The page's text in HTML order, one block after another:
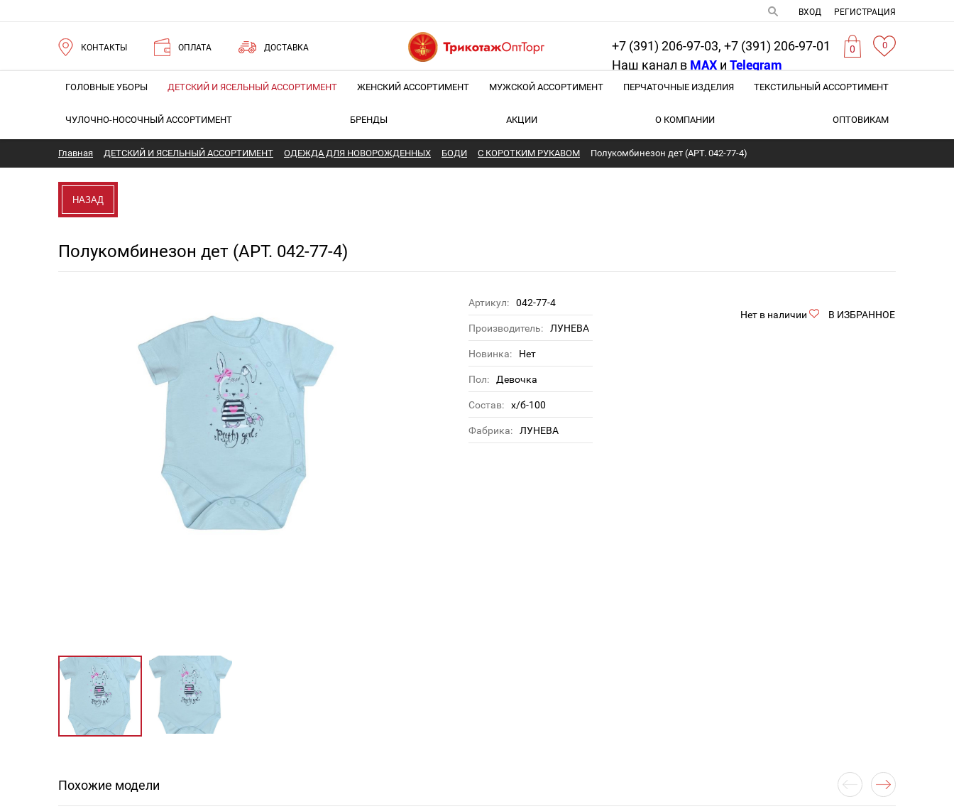
ВХОД РЕГИСТРАЦИЯ
КОНТАКТЫ ОПЛАТА ДОСТАВКА 0 0
+7 (391) 206-97-03, +7 (391) 206-97-01
Наш канал в MAX и Telegram
ГОЛОВНЫЕ УБОРЫ ДЕТСКИЙ И ЯСЕЛЬНЫЙ АССОРТИМЕНТ ЖЕНСКИЙ АССОРТИМЕНТ МУЖСКОЙ АССОРТИМЕНТ ПЕРЧАТОЧНЫЕ ИЗДЕЛИЯ ТЕКСТИЛЬНЫЙ АССОРТИМЕНТ
ЧУЛОЧНО-НОСОЧНЫЙ АССОРТИМЕНТ БРЕНДЫ АКЦИИ О КОМПАНИИ ОПТОВИКАМ
Главная ДЕТСКИЙ И ЯСЕЛЬНЫЙ АССОРТИМЕНТ ОДЕЖДА ДЛЯ НОВОРОЖДЕННЫХ БОДИ С КОРОТКИМ РУКАВОМ Полукомбинезон дет (АРТ. 042-77-4)
НАЗАД
Полукомбинезон дет (АРТ. 042-77-4)
Нет в наличии
В ИЗБРАННОЕ
Артикул: 042-77-4
Производитель: ЛУНЕВА
Новинка: Нет
Пол: Девочка
Состав: х/б-100
Фабрика: ЛУНЕВА
Похожие модели